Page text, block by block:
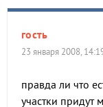
гость
23 января 2008,
правда ли что
участки придут